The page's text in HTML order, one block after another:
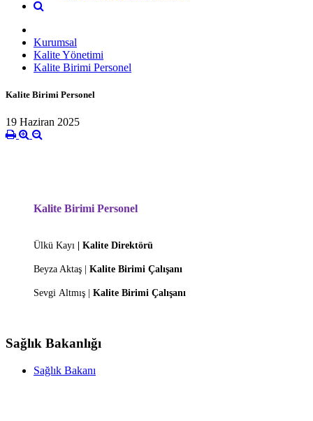
Kurumsal
Kalite Yönetimi
Kalite Birimi Personel
Kalite Birimi Personel
19 Haziran 2025
Kalite Birimi Personel
Ülkü Kayı | Kalite Direktörü
Beyza Aktaş | Kalite Birimi Çalışanı
Sevgi Altmış | Kalite Birimi Çalışanı
Sağlık Bakanlığı
Sağlık Bakanı